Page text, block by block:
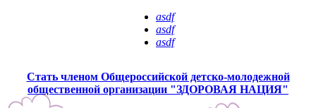
asdf
asdf
asdf
Стать членом Общероссийской детско-молодежной
общественной организации "ЗДОРОВАЯ НАЦИЯ"